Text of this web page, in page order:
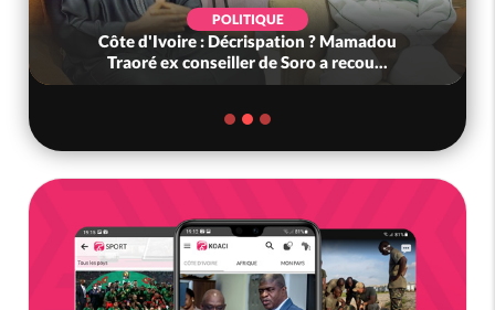
POLITIQUE
Côte d'Ivoire : Décrispation ? Mamadou
Traoré ex conseiller de Soro a recou...